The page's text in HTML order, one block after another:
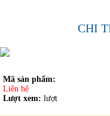
CHI
Mã sản phẩm:
Liên hệ
Lượt xem: lượt